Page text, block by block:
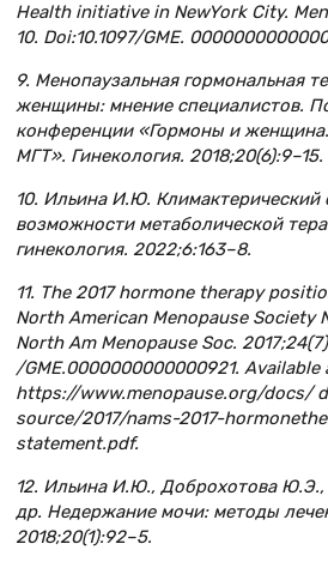
Health initiative in NewYork City.
10. Doi:10.1097/GME.
9. Менопаузальная гормональная
женщины: мнение специалистов.
конференции «Гормоны и
МГТ». Гинекология. 2018;20(6):9–15.
10. Ильина И.Ю. Климактерический
возможности метаболической
гинекология. 2022;6:163–8.
11. The 2017 hormone therapy
North American Menopause Society
North Am Menopause Soc.
/GME.0000000000000921. Available
https://www.menopause.org/docs/
source/2017/nams-2017-
statement.pdf.
12. Ильина И.Ю., Доброхотова
др. Недержание мочи: методы
2018;20(1):92–5.